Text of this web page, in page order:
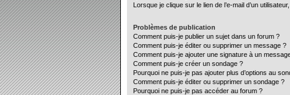
Lorsque je clique sur le lien de l’e-mail d’un
Problèmes de publication
Comment puis-je publier un sujet dans un forum ?
Comment puis-je éditer ou supprimer un message ?
Comment puis-je ajouter une signature à un
Comment puis-je créer un sondage ?
Pourquoi ne puis-je pas ajouter plus d’options au
Comment puis-je éditer ou supprimer un sondage ?
Pourquoi ne puis-je pas accéder au forum ?